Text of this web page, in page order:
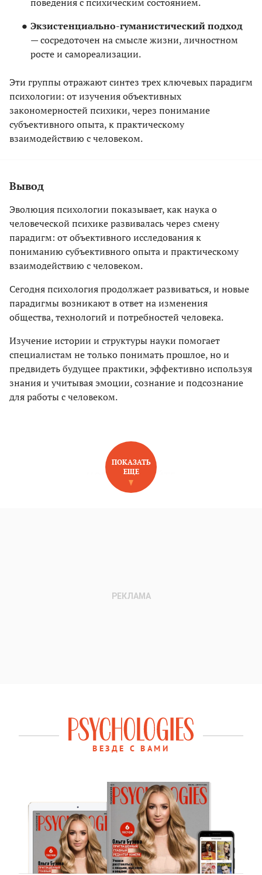
Экзистенциально-гуманистический подход
— сосредоточен на смысле жизни, личностном
росте и самореализации.
Эти группы отражают синтез трех ключевых парадигм
психологии: от изучения объективных
закономерностей психики, через понимание
субъективного опыта, к практическому
взаимодействию с человеком.
Вывод
Эволюция психологии показывает, как наука о
человеческой психике развивалась через смену
парадигм: от объективного исследования к
пониманию субъективного опыта и практическому
взаимодействию с человеком.
Сегодня психология продолжает развиваться, и новые
парадигмы возникают в ответ на изменения
общества, технологий и потребностей человека.
Изучение истории и структуры науки помогает
специалистам не только понимать прошлое, но и
предвидеть будущее практики, эффективно используя
знания и учитывая эмоции, сознание и подсознание
для работы с человеком.
НОВОЕ НА САЙТЕ
ПОКАЗАТЬ
ЕЩЕ
ВЕЗДЕ С ВАМИ